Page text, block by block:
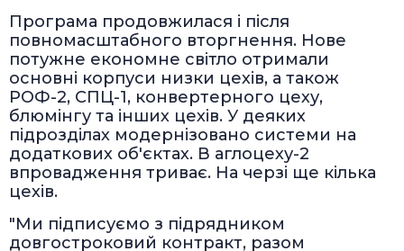
Програма продовжилася і після
повномасштабного вторгнення. Нове
потужне економне світло отримали
основні корпуси низки цехів, а також
РОФ-2, СПЦ-1, конвертерного цеху,
блюмінгу та інших цехів. У деяких
підрозділах модернізовано системи на
додаткових об'єктах. В аглоцеху-2
впровадження триває. На черзі ще кілька
цехів.
"Ми підписуємо з підрядником
довгостроковий контракт, разом